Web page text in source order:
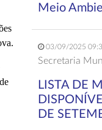
Meio
03/09/2025
Secretaria
LISTA DE
DE